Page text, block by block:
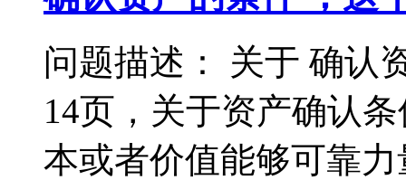
问题描述： 关于 确认
14页，关于资产确认
本或者价值能够可靠